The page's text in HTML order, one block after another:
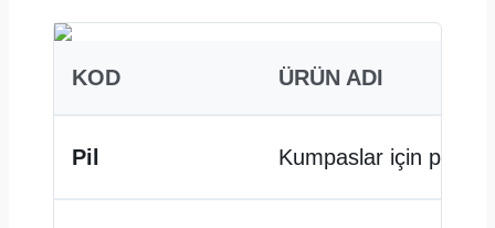
KOD ÜRÜN ADI
Pil Kumpaslar için pil